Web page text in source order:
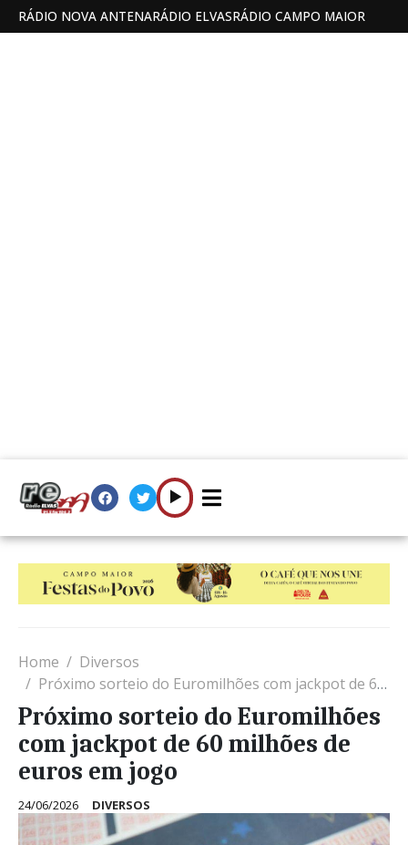
RÁDIO NOVA ANTENARÁDIO ELVASRÁDIO CAMPO MAIOR
Home
Diversos
Próximo sorteio do Euromilhões com jackpot de 60 milhões de euros em jogo
Próximo sorteio do Euromilhões
com jackpot de 60 milhões de
euros em jogo
24/06/2026 DIVERSOS